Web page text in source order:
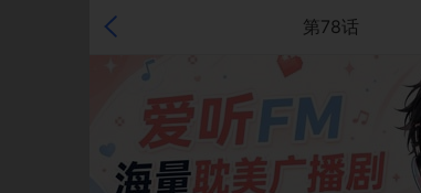
第78话